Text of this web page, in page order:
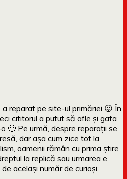
a reparat pe site-ul primăriei 😛 În
cititorul a putut să afle și gafa
🙂 Pe urmă, despre reparații se
dar așa cum zice tot la
oamenii rămân cu prima știre
la replică sau urmarea e
același număr de curioși.